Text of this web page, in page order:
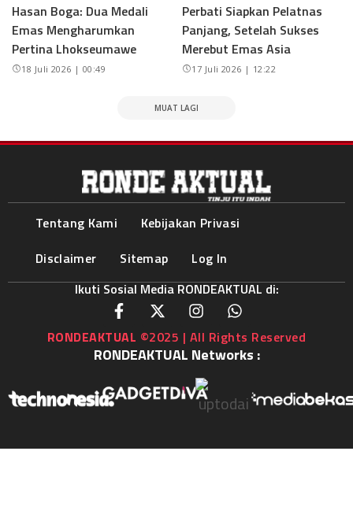
Hasan Boga: Dua Medali
Emas Mengharumkan
Pertina Lhokseumawe
18 Juli 2026 | 00:49
Perbati Siapkan Pelatnas
Panjang, Setelah Sukses
Merebut Emas Asia
17 Juli 2026 | 12:22
MUAT LAGI
Tentang Kami
Kebijakan Privasi
Disclaimer
Sitemap
Log In
Ikuti Sosial Media RONDEAKTUAL di:
RONDEAKTUAL ©2025 | All Rights Reserved
RONDEAKTUAL Networks :